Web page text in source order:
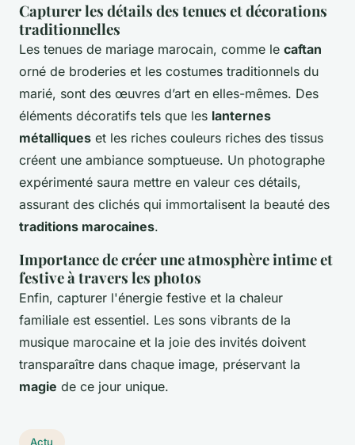
Capturer les détails des tenues et décorations
traditionnelles
Les tenues de mariage marocain, comme le caftan
orné de broderies et les costumes traditionnels du
marié, sont des œuvres d’art en elles-mêmes. Des
éléments décoratifs tels que les lanternes
métalliques et les riches couleurs riches des tissus
créent une ambiance somptueuse. Un photographe
expérimenté saura mettre en valeur ces détails,
assurant des clichés qui immortalisent la beauté des
traditions marocaines.
Importance de créer une atmosphère intime et
festive à travers les photos
Enfin, capturer l'énergie festive et la chaleur
familiale est essentiel. Les sons vibrants de la
musique marocaine et la joie des invités doivent
transparaître dans chaque image, préservant la
magie de ce jour unique.
Actu